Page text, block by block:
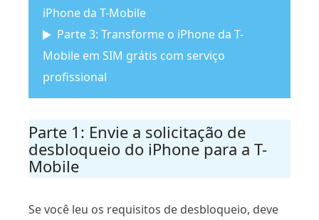
iPhone da T-Mobile
Parte 3: Transforme o iPhone da T-
Mobile em SIM grátis com serviço
profissional
Parte 1: Envie a solicitação de
desbloqueio do iPhone para a T-
Mobile
Se você leu os requisitos de desbloqueio, deve